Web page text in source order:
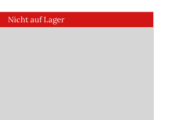
Nicht auf Lager